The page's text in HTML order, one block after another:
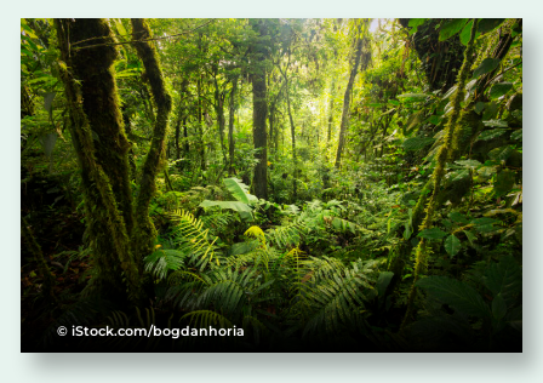
© iStock.com/bogdanhoria